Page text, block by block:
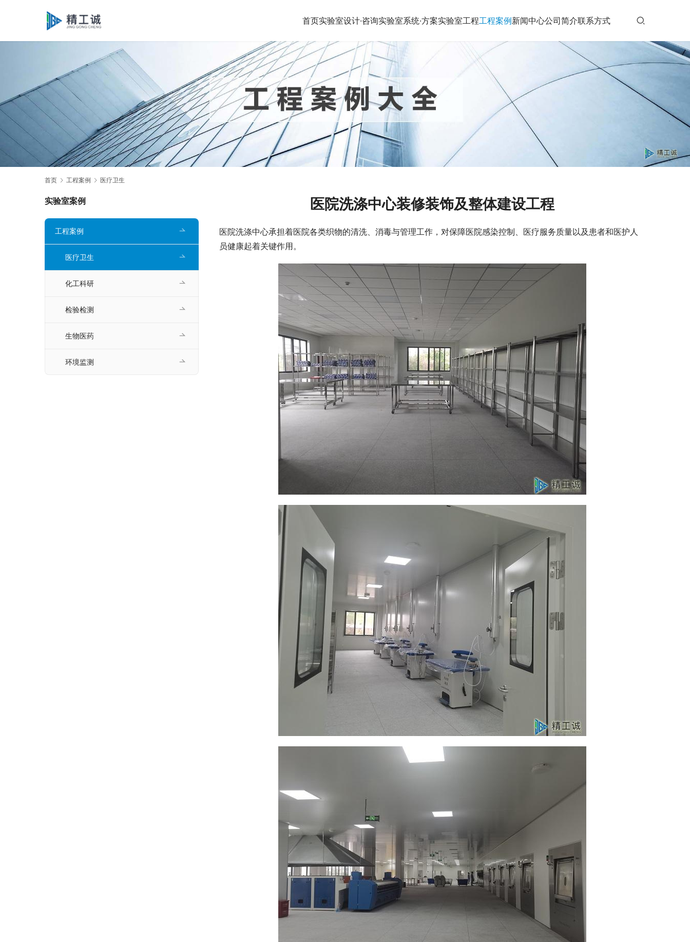
首页实验室设计·咨询实验室系统·方案实验室工程工程案例新闻中心公司简介联系方式
首页 工程案例 医疗卫生
医院洗涤中心装修装饰及整体建设工程
医院洗涤中心承担着医院各类织物的清洗、消毒与管理工作，对保障医院感染控制、医疗服务质量以及患者和医护人
员健康起着关键作用。
实验室案例
工程案例
医疗卫生
化工科研
检验检测
生物医药
环境监测